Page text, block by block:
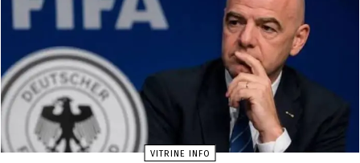
VITRINE INFO